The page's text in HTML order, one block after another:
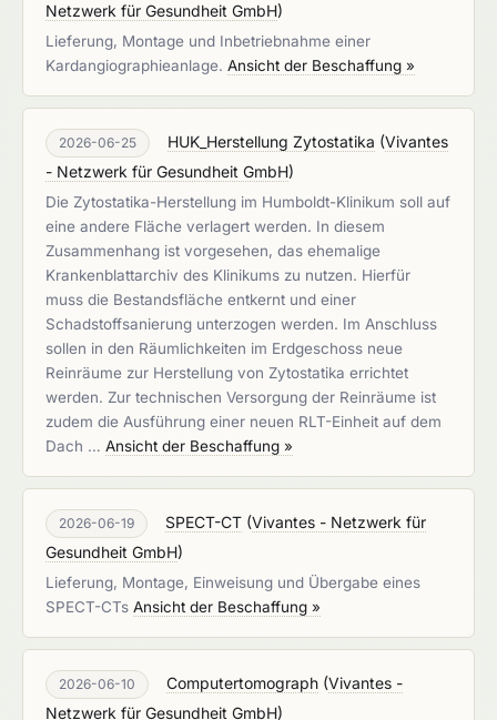
Netzwerk für Gesundheit GmbH)
Lieferung, Montage und Inbetriebnahme einer
Kardangiographieanlage. Ansicht der Beschaffung »
2026-06-25 HUK_Herstellung Zytostatika (Vivantes
- Netzwerk für Gesundheit GmbH)
Die Zytostatika-Herstellung im Humboldt-Klinikum soll auf
eine andere Fläche verlagert werden. In diesem
Zusammenhang ist vorgesehen, das ehemalige
Krankenblattarchiv des Klinikums zu nutzen. Hierfür
muss die Bestandsfläche entkernt und einer
Schadstoffsanierung unterzogen werden. Im Anschluss
sollen in den Räumlichkeiten im Erdgeschoss neue
Reinräume zur Herstellung von Zytostatika errichtet
werden. Zur technischen Versorgung der Reinräume ist
zudem die Ausführung einer neuen RLT-Einheit auf dem
Dach … Ansicht der Beschaffung »
2026-06-19 SPECT-CT (Vivantes - Netzwerk für
Gesundheit GmbH)
Lieferung, Montage, Einweisung und Übergabe eines
SPECT-CTs Ansicht der Beschaffung »
2026-06-10 Computertomograph (Vivantes -
Netzwerk für Gesundheit GmbH)